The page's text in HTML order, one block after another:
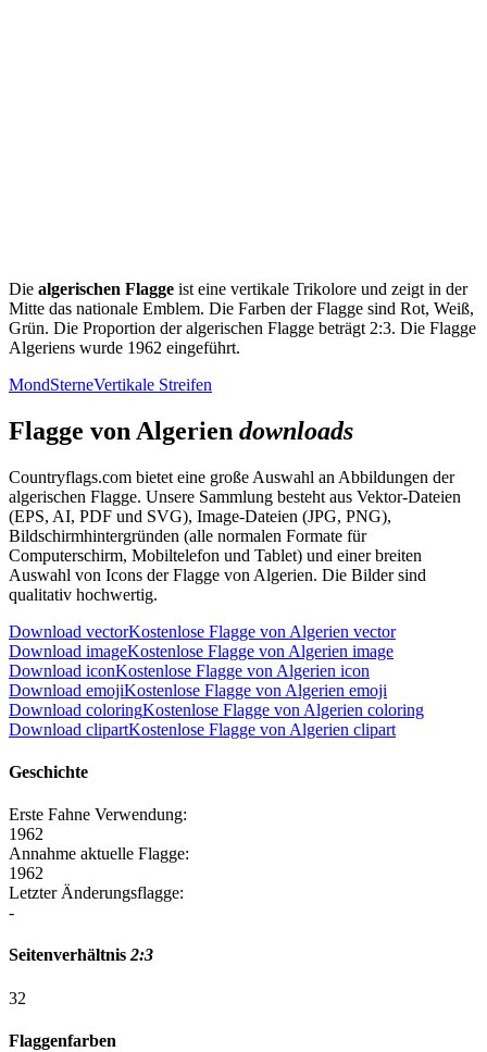
Die algerischen Flagge ist eine vertikale Trikolore und zeigt in der
Mitte das nationale Emblem. Die Farben der Flagge sind Rot, Weiß,
Grün. Die Proportion der algerischen Flagge beträgt 2:3. Die Flagge
Algeriens wurde 1962 eingeführt.
MondSterneVertikale Streifen
Flagge von Algerien downloads
Countryflags.com bietet eine große Auswahl an Abbildungen der
algerischen Flagge. Unsere Sammlung besteht aus Vektor-Dateien
(EPS, AI, PDF und SVG), Image-Dateien (JPG, PNG),
Bildschirmhintergründen (alle normalen Formate für
Computerschirm, Mobiltelefon und Tablet) und einer breiten
Auswahl von Icons der Flagge von Algerien. Die Bilder sind
qualitativ hochwertig.
Download vectorKostenlose Flagge von Algerien vector
Download imageKostenlose Flagge von Algerien image
Download iconKostenlose Flagge von Algerien icon
Download emojiKostenlose Flagge von Algerien emoji
Download coloringKostenlose Flagge von Algerien coloring
Download clipartKostenlose Flagge von Algerien clipart
Geschichte
Erste Fahne Verwendung:
1962
Annahme aktuelle Flagge:
1962
Letzter Änderungsflagge:
-
Seitenverhältnis2:3
32
Flaggenfarben